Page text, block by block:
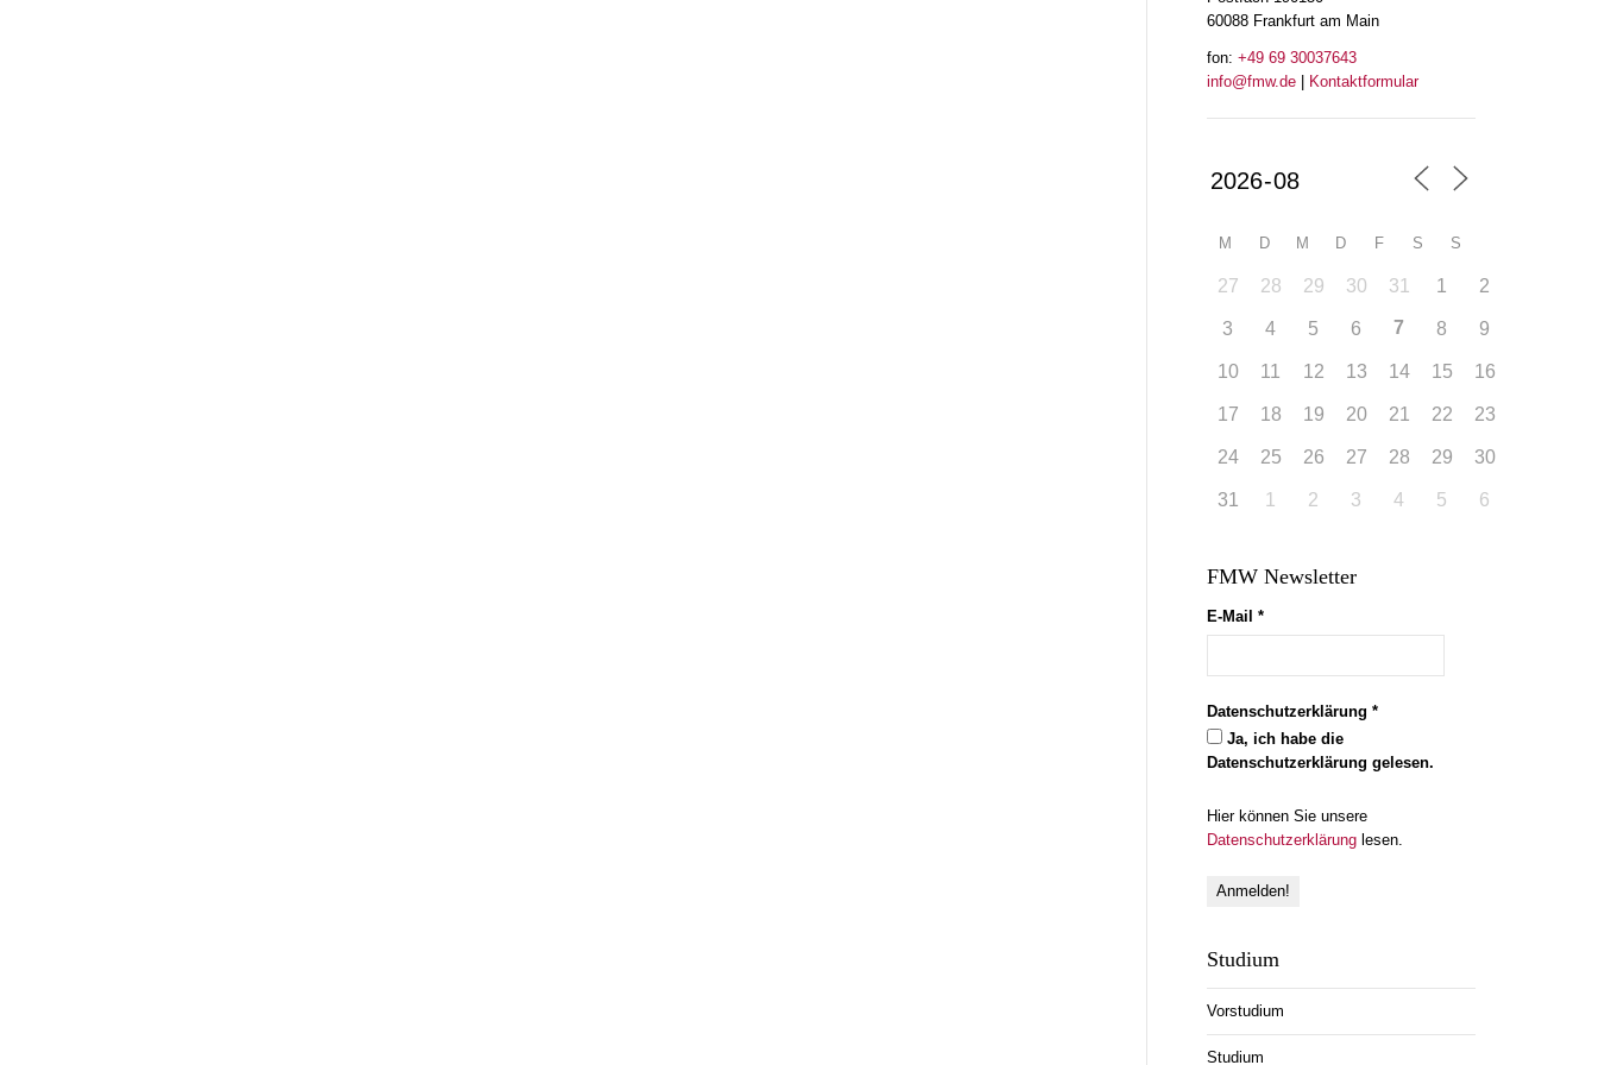
60088 Frankfurt am Main
fon: +49 69 30037643
info@fmw.de| Kontaktformular
M D M D F S S
27 28 29 30 31 1 2
3 4 5 6 7 8 9
10 11 12 13 14 15 16
17 18 19 20 21 22 23
24 25 26 27 28 29 30
31 1 2 3 4 5 6
FMW Newsletter
E-Mail *
Datenschutzerklärung *
Ja, ich habe die
Datenschutzerklärung gelesen.
Hier können Sie unsere
Datenschutzerklärunglesen.
Studium
Vorstudium
Studium